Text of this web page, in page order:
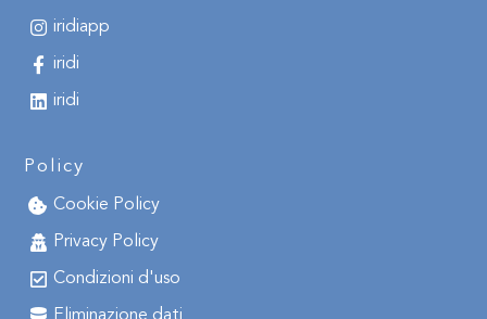
iridiapp
iridi
iridi
Policy
Cookie Policy
Privacy Policy
Condizioni d'uso